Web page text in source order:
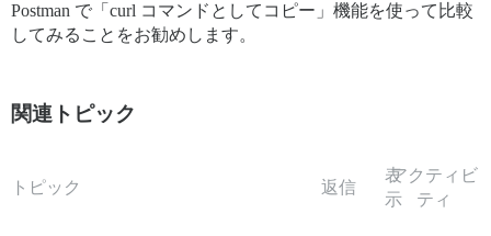
Postman で「curl コマンドとしてコピー」機能を使って比較
してみることをお勧めします。
関連トピック
トピック 返信
表
示
アクティビ
ティ